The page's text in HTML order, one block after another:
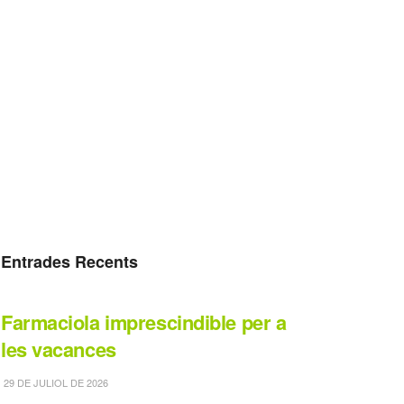
Entrades Recents
Farmaciola imprescindible per a
les vacances
29 DE JULIOL DE 2026